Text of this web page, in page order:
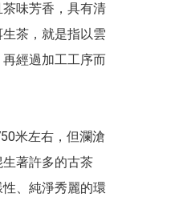
味芳香，具有清
茶，就是指以雲
經過加工工序而
著許多的古茶
、純淨秀麗的環